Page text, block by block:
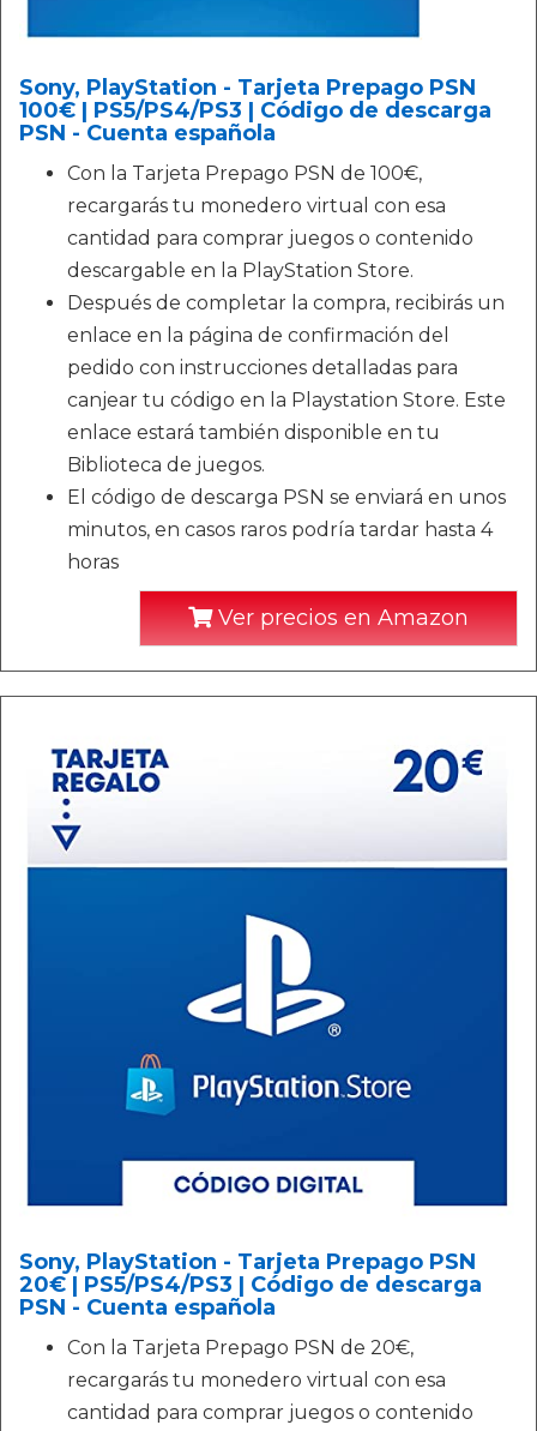
Sony, PlayStation - Tarjeta Prepago PSN
100€ | PS5/PS4/PS3 | Código de descarga
PSN - Cuenta española
Con la Tarjeta Prepago PSN de 100€,
recargarás tu monedero virtual con esa
cantidad para comprar juegos o contenido
descargable en la PlayStation Store.
Después de completar la compra, recibirás un
enlace en la página de confirmación del
pedido con instrucciones detalladas para
canjear tu código en la Playstation Store. Este
enlace estará también disponible en tu
Biblioteca de juegos.
El código de descarga PSN se enviará en unos
minutos, en casos raros podría tardar hasta 4
horas
Ver precios en Amazon
Sony, PlayStation - Tarjeta Prepago PSN
20€ | PS5/PS4/PS3 | Código de descarga
PSN - Cuenta española
Con la Tarjeta Prepago PSN de 20€,
recargarás tu monedero virtual con esa
cantidad para comprar juegos o contenido